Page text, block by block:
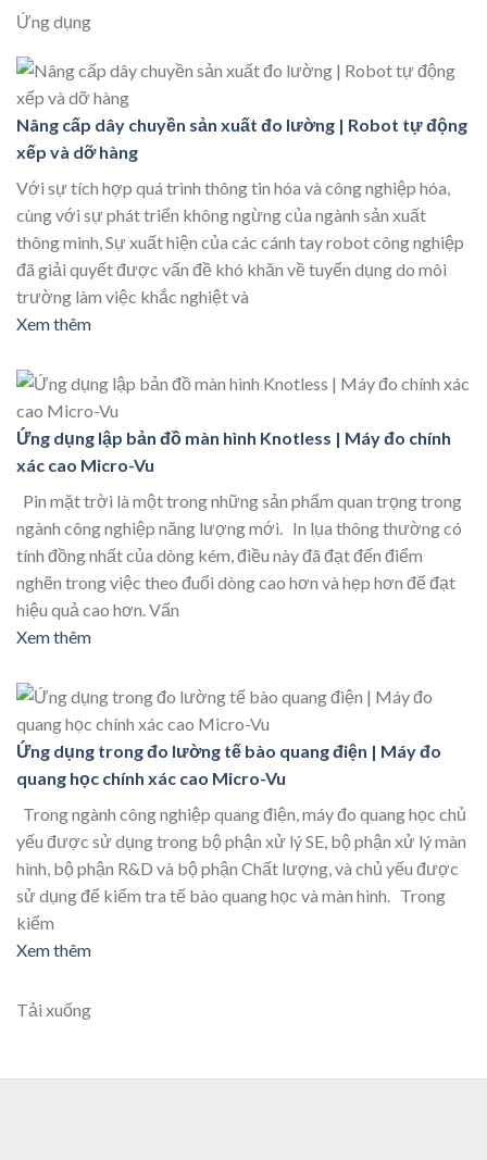
Ứng dụng
Nâng cấp dây chuyền sản xuất đo lường | Robot tự động
xếp và dỡ hàng
Với sự tích hợp quá trình thông tin hóa và công nghiệp hóa,
cùng với sự phát triển không ngừng của ngành sản xuất
thông minh, Sự xuất hiện của các cánh tay robot công nghiệp
đã giải quyết được vấn đề khó khăn về tuyển dụng do môi
trường làm việc khắc nghiệt và
Xem thêm
Ứng dụng lập bản đồ màn hình Knotless | Máy đo chính
xác cao Micro-Vu
Pin mặt trời là một trong những sản phẩm quan trọng trong
ngành công nghiệp năng lượng mới. In lụa thông thường có
tính đồng nhất của dòng kém, điều này đã đạt đến điểm
nghẽn trong việc theo đuổi dòng cao hơn và hẹp hơn để đạt
hiệu quả cao hơn. Vấn
Xem thêm
Ứng dụng trong đo lường tế bào quang điện | Máy đo
quang học chính xác cao Micro-Vu
Trong ngành công nghiệp quang điện, máy đo quang học chủ
yếu được sử dụng trong bộ phận xử lý SE, bộ phận xử lý màn
hình, bộ phận R&D và bộ phận Chất lượng, và chủ yếu được
sử dụng để kiểm tra tế bào quang học và màn hình. Trong
kiểm
Xem thêm
Tải xuống